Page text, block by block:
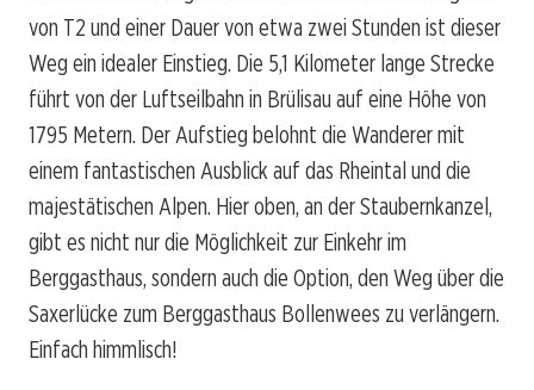
von T2 und einer Dauer von etwa zwei Stunden ist dieser
Weg ein idealer Einstieg. Die 5,1 Kilometer lange Strecke
führt von der Luftseilbahn in Brülisau auf eine Höhe von
1795 Metern. Der Aufstieg belohnt die Wanderer mit
einem fantastischen Ausblick auf das Rheintal und die
majestätischen Alpen. Hier oben, an der Staubernkanzel,
gibt es nicht nur die Möglichkeit zur Einkehr im
Berggasthaus, sondern auch die Option, den Weg über die
Saxerlücke zum Berggasthaus Bollenwees zu verlängern.
Einfach himmlisch!